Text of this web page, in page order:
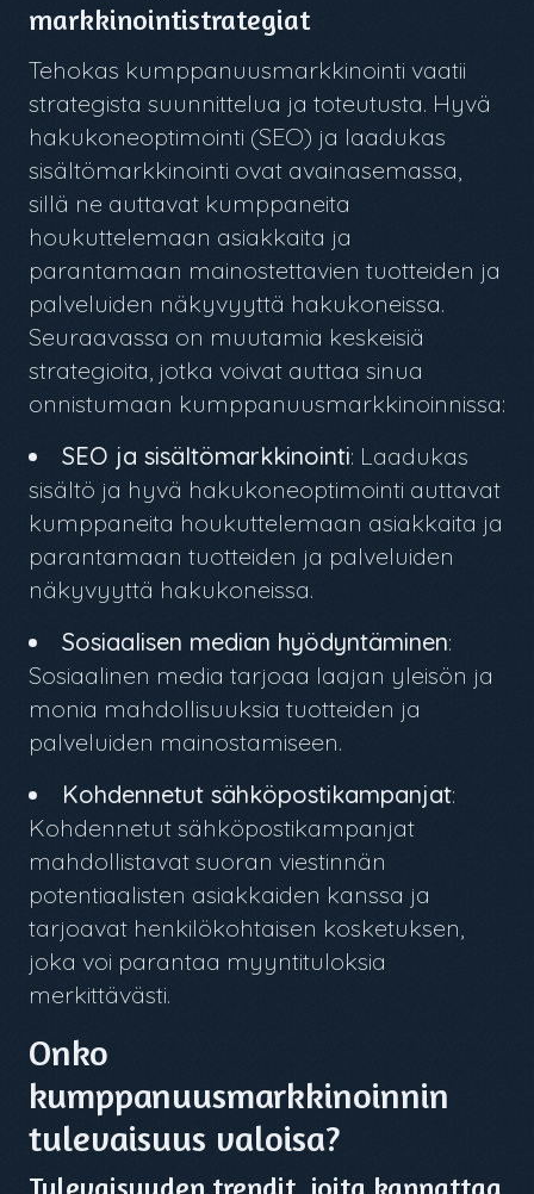
markkinointistrategiat
Tehokas kumppanuusmarkkinointi vaatii
strategista suunnittelua ja toteutusta. Hyvä
hakukoneoptimointi (SEO) ja laadukas
sisältömarkkinointi ovat avainasemassa,
sillä ne auttavat kumppaneita
houkuttelemaan asiakkaita ja
parantamaan mainostettavien tuotteiden ja
palveluiden näkyvyyttä hakukoneissa.
Seuraavassa on muutamia keskeisiä
strategioita, jotka voivat auttaa sinua
onnistumaan kumppanuusmarkkinoinnissa:
SEO ja sisältömarkkinointi: Laadukas
sisältö ja hyvä hakukoneoptimointi auttavat
kumppaneita houkuttelemaan asiakkaita ja
parantamaan tuotteiden ja palveluiden
näkyvyyttä hakukoneissa.
Sosiaalisen median hyödyntäminen:
Sosiaalinen media tarjoaa laajan yleisön ja
monia mahdollisuuksia tuotteiden ja
palveluiden mainostamiseen.
Kohdennetut sähköpostikampanjat:
Kohdennetut sähköpostikampanjat
mahdollistavat suoran viestinnän
potentiaalisten asiakkaiden kanssa ja
tarjoavat henkilökohtaisen kosketuksen,
joka voi parantaa myyntituloksia
merkittävästi.
Onko
kumppanuusmarkkinoinnin
tulevaisuus valoisa?